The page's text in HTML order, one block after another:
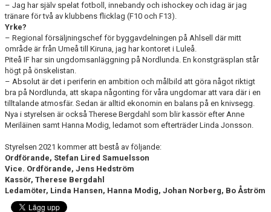
– Jag har själv spelat fotboll, innebandy och ishockey och idag är jag
tränare för två av klubbens flicklag (F10 och F13).
Yrke?
– Regional försäljningschef för byggavdelningen på Ahlsell där mitt
område är från Umeå till Kiruna, jag har kontoret i Luleå.
Piteå IF har sin ungdomsanläggning på Nordlunda. En konstgräsplan står
högt på önskelistan.
– Absolut är det i periferin en ambition och målbild att göra något riktigt
bra på Nordlunda, att skapa någonting för våra ungdomar att vara där i en
tilltalande atmosfär. Sedan är alltid ekonomin en balans på en knivsegg.
Nya i styrelsen är också Therese Bergdahl som blir kassör efter Anne
Meriläinen samt Hanna Modig, ledamot som efterträder Linda Jonsson.
Styrelsen 2021 kommer att bestå av följande:
Ordförande, Stefan Lired Samuelsson
Vice. Ordförande, Jens Hedström
Kassör, Therese Bergdahl
Ledamöter, Linda Hansen, Hanna Modig, Johan Norberg, Bo Åström